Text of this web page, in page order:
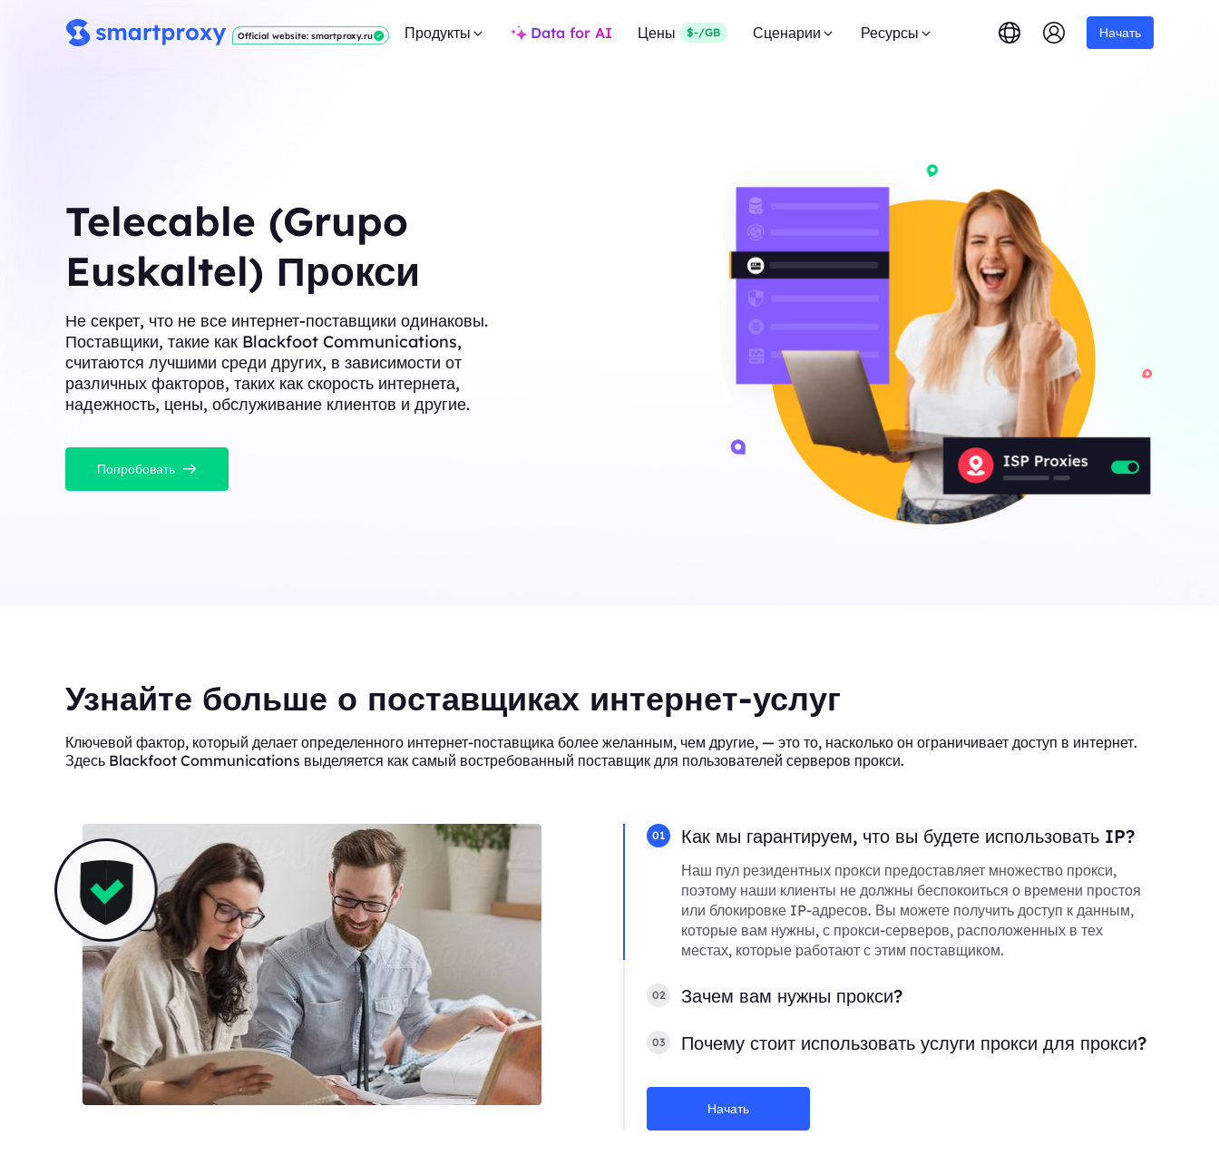
Official website: smartproxy.ru Продукты Data for AI Цены $-/GB Сценарии Ресурсы Начать
Telecable (Grupo
Euskaltel) Прокси
Не секрет, что не все интернет-поставщики одинаковы.
Поставщики, такие как Blackfoot Communications,
считаются лучшими среди других, в зависимости от
различных факторов, таких как скорость интернета,
надежность, цены, обслуживание клиентов и другие.
Попробовать
Узнайте больше о поставщиках интернет-услуг
Ключевой фактор, который делает определенного интернет-поставщика более желанным, чем другие, — это то, насколько он ограничивает доступ в интернет.
Здесь Blackfoot Communications выделяется как самый востребованный поставщик для пользователей серверов прокси.
01 Как мы гарантируем, что вы будете использовать IP?
Наш пул резидентных прокси предоставляет множество прокси,
поэтому наши клиенты не должны беспокоиться о времени простоя
или блокировке IP-адресов. Вы можете получить доступ к данным,
которые вам нужны, с прокси-серверов, расположенных в тех
местах, которые работают с этим поставщиком.
02 Зачем вам нужны прокси?
03 Почему стоит использовать услуги прокси для прокси?
Начать